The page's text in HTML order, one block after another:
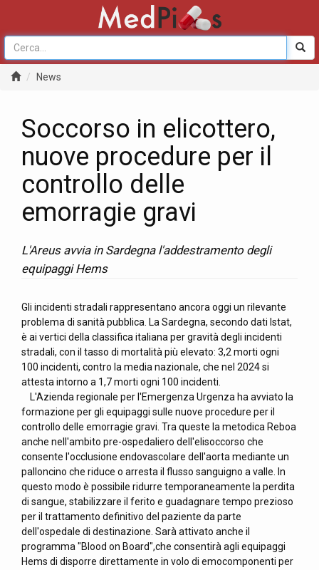
News
Soccorso in elicottero,
nuove procedure per il
controllo delle
emorragie gravi
L'Areus avvia in Sardegna l'addestramento degli
equipaggi Hems
Gli incidenti stradali rappresentano ancora oggi un rilevante
problema di sanità pubblica. La Sardegna, secondo dati Istat,
è ai vertici della classifica italiana per gravità degli incidenti
stradali, con il tasso di mortalità più elevato: 3,2 morti ogni
100 incidenti, contro la media nazionale, che nel 2024 si
attesta intorno a 1,7 morti ogni 100 incidenti.
L'Azienda regionale per l'Emergenza Urgenza ha avviato la
formazione per gli equipaggi sulle nuove procedure per il
controllo delle emorragie gravi. Tra queste la metodica Reboa
anche nell'ambito pre-ospedaliero dell'elisoccorso che
consente l'occlusione endovascolare dell'aorta mediante un
palloncino che riduce o arresta il flusso sanguigno a valle. In
questo modo è possibile ridurre temporaneamente la perdita
di sangue, stabilizzare il ferito e guadagnare tempo prezioso
per il trattamento definitivo del paziente da parte
dell'ospedale di destinazione. Sarà attivato anche il
programma "Blood on Board",che consentirà agli equipaggi
Hems di disporre direttamente in volo di emocomponenti per